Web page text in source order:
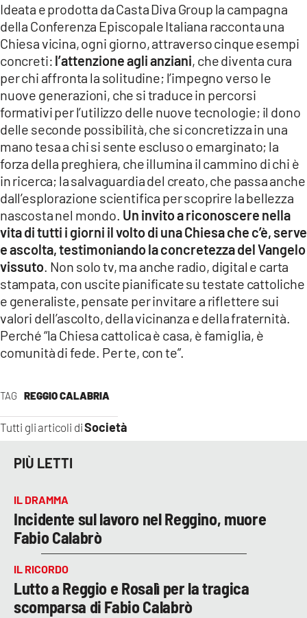
TAG REGGIO CALABRIA
Tutti gli articoli diSocietà
Ideata e prodotta da Casta Diva Group la campagna
della Conferenza Episcopale Italiana racconta una
Chiesa vicina, ogni giorno, attraverso cinque esempi
concreti: l’attenzione agli anziani, che diventa cura
per chi affronta la solitudine; l’impegno verso le
nuove generazioni, che si traduce in percorsi
formativi per l’utilizzo delle nuove tecnologie; il dono
delle seconde possibilità, che si concretizza in una
mano tesa a chi si sente escluso o emarginato; la
forza della preghiera, che illumina il cammino di chi è
in ricerca; la salvaguardia del creato, che passa anche
dall’esplorazione scientifica per scoprire la bellezza
nascosta nel mondo. Un invito a riconoscere nella
vita di tutti i giorni il volto di una Chiesa che c’è, serve
e ascolta, testimoniando la concretezza del Vangelo
vissuto. Non solo tv, ma anche radio, digital e carta
stampata, con uscite pianificate su testate cattoliche
e generaliste, pensate per invitare a riflettere sui
valori dell’ascolto, della vicinanza e della fraternità.
Perché “la Chiesa cattolica è casa, è famiglia, è
comunità di fede. Per te, con te”.
PIÙ LETTI
IL DRAMMA
Incidente sul lavoro nel Reggino, muore
Fabio Calabrò
IL RICORDO
Lutto a Reggio e Rosalì per la tragica
scomparsa di Fabio Calabrò